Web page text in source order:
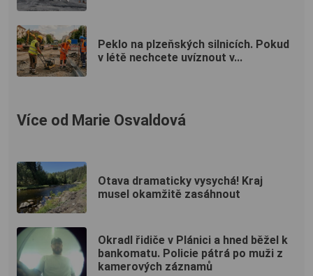
Peklo na plzeňských silnicích. Pokud
v létě nechcete uvíznout v...
Více od Marie Osvaldová
Otava dramaticky vysychá! Kraj
musel okamžitě zasáhnout
Okradl řidiče v Plánici a hned běžel k
bankomatu. Policie pátrá po muži z
kamerových záznamů